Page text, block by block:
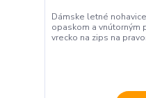
Dámske letné
opaskom a vnútorným
vrecko na zips na